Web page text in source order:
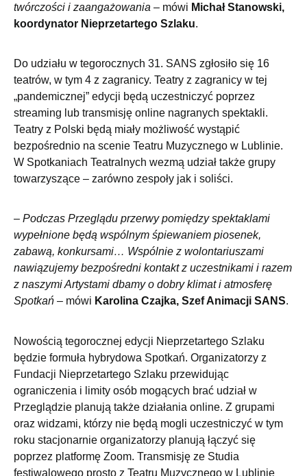
twórczości i zaangażowania – mówi Michał Stanowski,
koordynator Nieprzetartego Szlaku.
Do udziału w tegorocznych 31. SANS zgłosiło się 16
teatrów, w tym 4 z zagranicy. Teatry z zagranicy w tej
„pandemicznej” edycji będą uczestniczyć poprzez
streaming lub transmisję online nagranych spektakli.
Teatry z Polski będą miały możliwość wystąpić
bezpośrednio na scenie Teatru Muzycznego w Lublinie.
W Spotkaniach Teatralnych wezmą udział także grupy
towarzyszące – zarówno zespoły jak i soliści.
– Podczas Przeglądu przerwy pomiędzy spektaklami
wypełnione będą wspólnym śpiewaniem piosenek,
zabawą, konkursami… Wspólnie z wolontariuszami
nawiązujemy bezpośredni kontakt z uczestnikami i razem
z naszymi Artystami dbamy o dobry klimat i atmosferę
Spotkań – mówi Karolina Czajka, Szef Animacji SANS.
Nowością tegorocznej edycji Nieprzetartego Szlaku
będzie formuła hybrydowa Spotkań. Organizatorzy z
Fundacji Nieprzetartego Szlaku przewidując
ograniczenia i limity osób mogących brać udział w
Przeglądzie planują także działania online. Z grupami
oraz widzami, którzy nie będą mogli uczestniczyć w tym
roku stacjonarnie organizatorzy planują łączyć się
poprzez platformę Zoom. Transmisję ze Studia
festiwalowego prosto z Teatru Muzycznego w Lublinie